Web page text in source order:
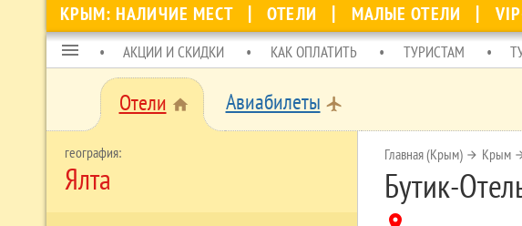
КРЫМ: НАЛИЧИЕ МЕСТ ОТЕЛИ МАЛЫЕ ОТЕЛИ
menu АКЦИИ И СКИДКИ КАК ОПЛАТИТЬ ТУРИСТАМ
Отели home Авиабилеты local_airport
Ялта
Главная (Крым) arrow_forward Крым
Бутик-